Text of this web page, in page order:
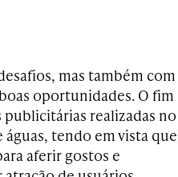
mas também com
oportunidades. O fim
realizadas no
tendo em vista que
aferir gostos e